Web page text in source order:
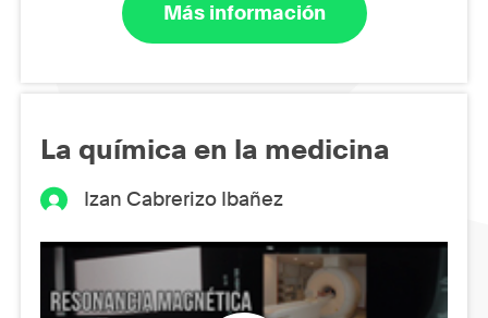
Más información
La química en la medicina
Izan Cabrerizo Ibañez